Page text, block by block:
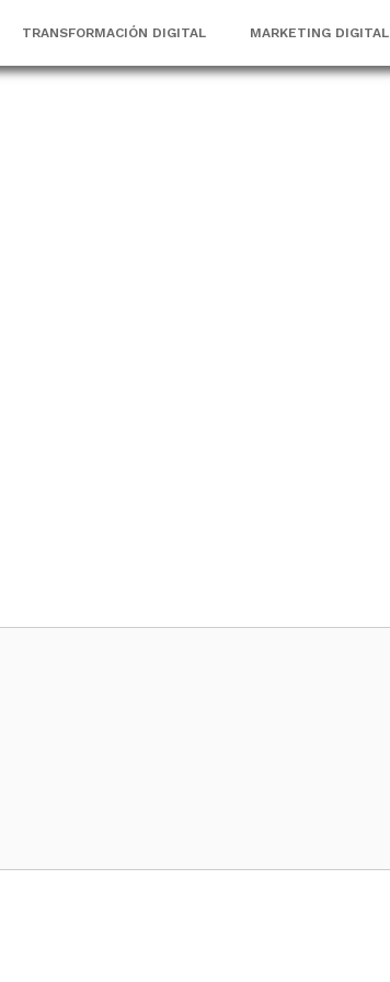
TRANSFORMACIÓN DIGITAL MARKETING DIGITAL